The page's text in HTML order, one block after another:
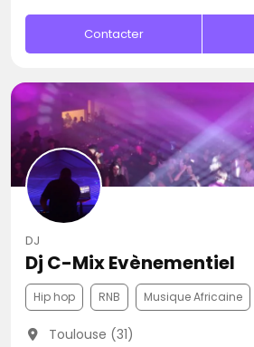
Contacter
DJ
Dj C-Mix Evènementiel
Hip hop RNB Musique Africaine
Toulouse (31)